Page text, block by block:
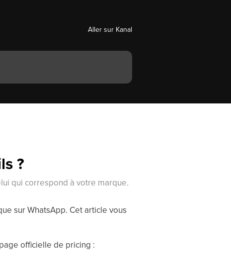
Aller sur Kanal
?
qui correspond à votre marque.
sur WhatsApp. Cet article vous
officielle de pricing :